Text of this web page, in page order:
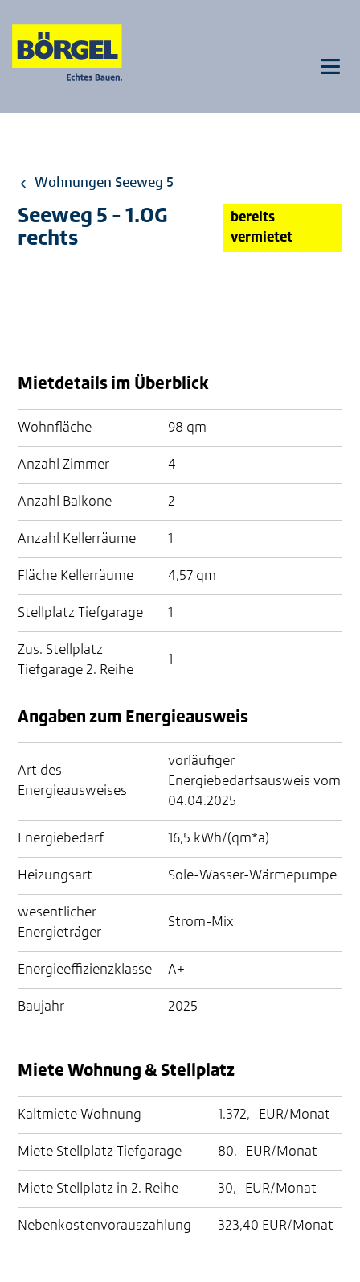
Wohnungen Seeweg 5
Seeweg 5 - 1.OG
rechts
bereits
vermietet
Mietdetails im Überblick
Wohnfläche 98 qm
Anzahl Zimmer 4
Anzahl Balkone 2
Anzahl Kellerräume 1
Fläche Kellerräume 4,57 qm
Stellplatz Tiefgarage 1
Zus. Stellplatz
Tiefgarage 2. Reihe
1
Angaben zum Energieausweis
Art des
Energieausweises
vorläufiger
Energiebedarfsausweis vom
04.04.2025
Energiebedarf 16,5 kWh/(qm*a)
Heizungsart Sole-Wasser-Wärmepumpe
wesentlicher
Energieträger
Strom-Mix
Energieeffizienzklasse A+
Baujahr 2025
Miete Wohnung & Stellplatz
Kaltmiete Wohnung 1.372,- EUR/Monat
Miete Stellplatz Tiefgarage 80,- EUR/Monat
Miete Stellplatz in 2. Reihe 30,- EUR/Monat
Nebenkostenvorauszahlung 323,40 EUR/Monat